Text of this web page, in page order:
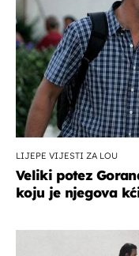
LIJEPE VIJESTI ZA LOU
Veliki potez
koju je njegova